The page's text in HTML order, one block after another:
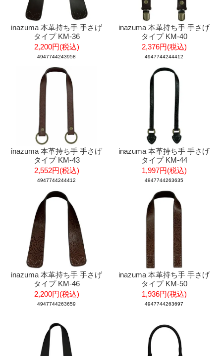
inazuma 本革持ち手 手さげ
タイプ KM-36
2,200円(税込)
4947744243958
inazuma 本革持ち手 手さげ
タイプ KM-40
2,376円(税込)
4947744244412
inazuma 本革持ち手 手さげ
タイプ KM-43
2,552円(税込)
4947744244412
inazuma 本革持ち手 手さげ
タイプ KM-44
1,997円(税込)
4947744263635
inazuma 本革持ち手 手さげ
タイプ KM-46
2,200円(税込)
4947744263659
inazuma 本革持ち手 手さげ
タイプ KM-50
1,936円(税込)
4947744263697